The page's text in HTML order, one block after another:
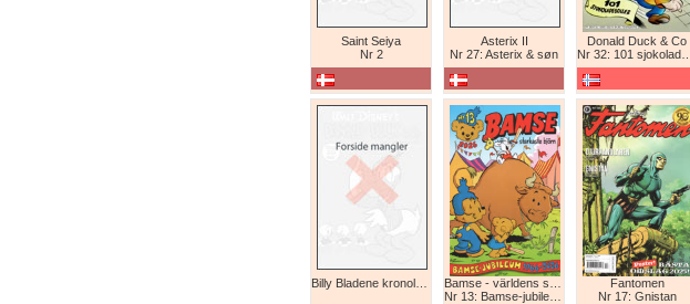
Saint Seiya
Nr 2
Asterix II
Nr 27: Asterix & søn
Donald Duck & Co
Nr 32: 101 sjokoladeboller
Nr 13: Bamse-jubileum 1966-2026
Fantomen
Nr 17: Gnistan